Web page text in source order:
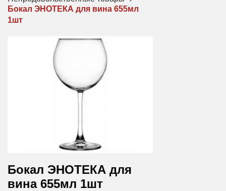
Бокал ЭНОТЕКА для вина 655мл
1шт
Бокал ЭНОТЕКА для
вина 655мл 1шт